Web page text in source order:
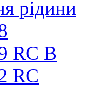
рідини
RC B
RC